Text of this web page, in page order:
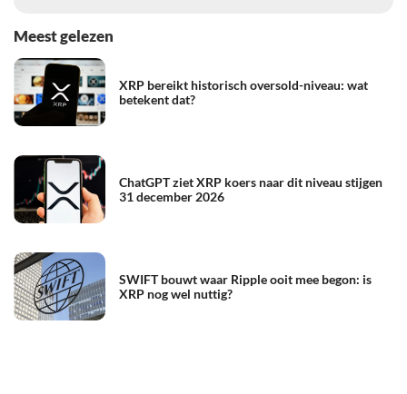
Meest gelezen
XRP bereikt historisch oversold-niveau: wat
betekent dat?
ChatGPT ziet XRP koers naar dit niveau stijgen
31 december 2026
SWIFT bouwt waar Ripple ooit mee begon: is
XRP nog wel nuttig?